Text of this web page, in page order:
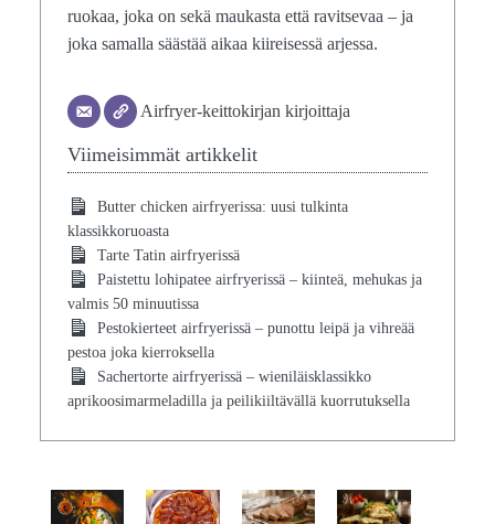
ruokaa, joka on sekä maukasta että ravitsevaa – ja
joka samalla säästää aikaa kiireisessä arjessa.
Airfryer-keittokirjan kirjoittaja
Viimeisimmät artikkelit
Butter chicken airfryerissa: uusi tulkinta
klassikkoruoasta
Tarte Tatin airfryerissä
Paistettu lohipatee airfryerissä – kiinteä, mehukas ja
valmis 50 minuutissa
Pestokierteet airfryerissä – punottu leipä ja vihreää
pestoa joka kierroksella
Sachertorte airfryerissä – wieniläisklassikko
aprikoosimarmeladilla ja peilikiiltävällä kuorrutuksella